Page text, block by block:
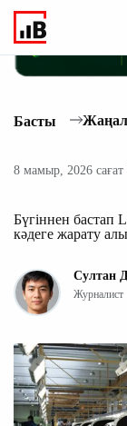
Басты
8 мамыр, 2026 сағат
Бүгіннен бастап
кәдеге жарату
Султан
Журналист